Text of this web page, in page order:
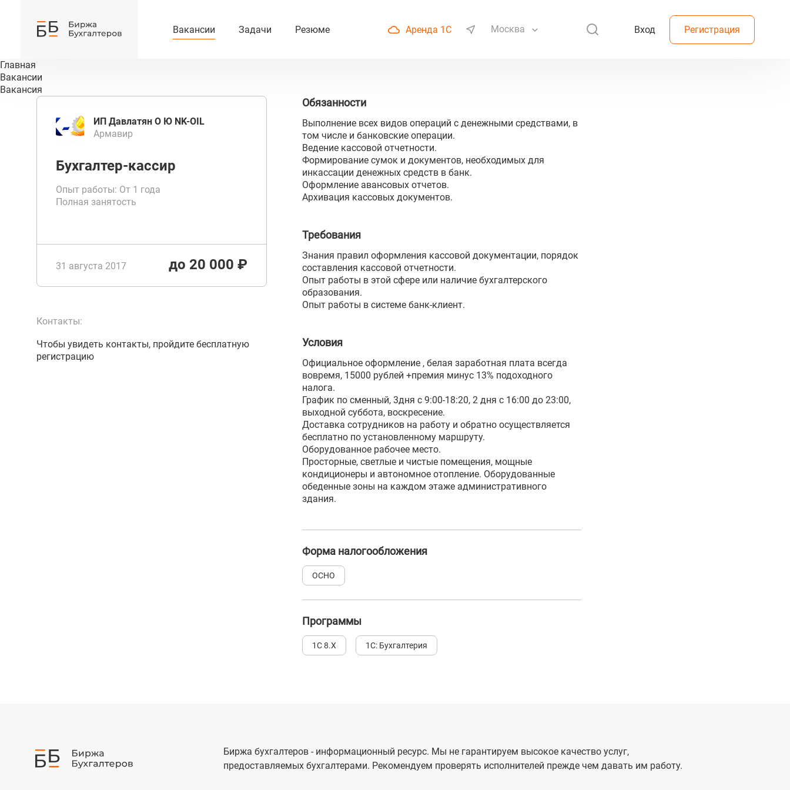
Вакансии Задачи Резюме Аренда 1С Москва Вход Регистрация
Главная
Вакансии
Вакансия
ИП Давлатян О Ю NK-OIL
Армавир
Бухгалтер-кассир
Опыт работы: От 1 года
Полная занятость
31 августа 2017 до 20 000 ₽
Контакты:
Чтобы увидеть контакты, пройдите бесплатную
регистрацию
Обязанности
Выполнение всех видов операций с денежными средствами, в
том числе и банковские операции.
Ведение кассовой отчетности.
Формирование сумок и документов, необходимых для
инкассации денежных средств в банк.
Оформление авансовых отчетов.
Архивация кассовых документов.
Требования
Знания правил оформления кассовой документации, порядок
составления кассовой отчетности.
Опыт работы в этой сфере или наличие бухгалтерского
образования.
Опыт работы в системе банк-клиент.
Условия
Официальное оформление , белая заработная плата всегда
вовремя, 15000 рублей +премия минус 13% подоходного
налога.
График по сменный, 3дня с 9:00-18:20, 2 дня с 16:00 до 23:00,
выходной суббота, воскресение.
Доставка сотрудников на работу и обратно осуществляется
бесплатно по установленному маршруту.
Оборудованное рабочее место.
Просторные, светлые и чистые помещения, мощные
кондиционеры и автономное отопление. Оборудованные
обеденные зоны на каждом этаже административного
здания.
Форма налогообложения
ОСНО
Программы
1С 8.Х 1С: Бухгалтерия
Биржа бухгалтеров - информационный ресурс. Мы не гарантируем высокое качество услуг,
предоставляемых бухгалтерами. Рекомендуем проверять исполнителей прежде чем давать им работу.